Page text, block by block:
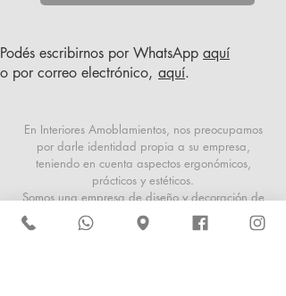
Podés escribirnos por WhatsApp aquí
o por correo electrónico, aquí.
En Interiores Amoblamientos, nos preocupamos
por darle identidad propia a su empresa,
teniendo en cuenta aspectos ergonómicos,
prácticos y estéticos.
Somos una empresa de diseño y decoración de
interiores, que responde a las exigencias del
usuario actual, tanto en aspectos funcionales